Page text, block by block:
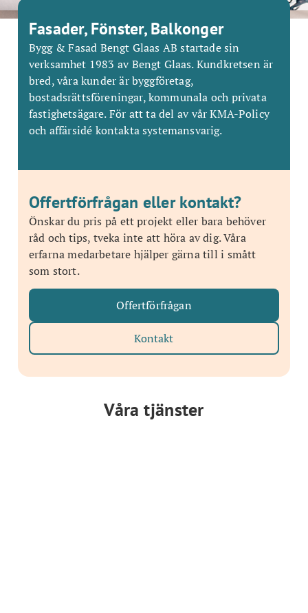
Fasader, Fönster, Balkonger
Bygg & Fasad Bengt Glaas AB startade sin
verksamhet 1983 av Bengt Glaas. Kundkretsen är
bred, våra kunder är byggföretag,
bostadsrättsföreningar, kommunala och privata
fastighetsägare. För att ta del av vår KMA-Policy
och affärsidé kontakta systemansvarig.
Offertförfrågan eller kontakt?
Önskar du pris på ett projekt eller bara behöver
råd och tips, tveka inte att höra av dig. Våra
erfarna medarbetare hjälper gärna till i smått
som stort.
Offertförfrågan
Kontakt
Våra tjänster